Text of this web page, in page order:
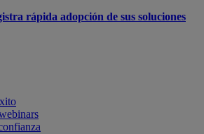
rápida adopción de sus soluciones